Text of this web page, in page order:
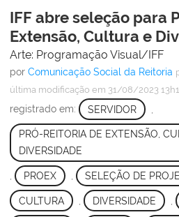
IFF abre seleção para
Extensão, Cultura e
Arte: Programação Visual/IFF
por Comunicação Social da Reitoria
última modificação em 31/08/2023
registrado em: SERVIDOR
PRÓ-REITORIA DE EXTENSÃO,
DIVERSIDADE
PROEX SELEÇÃO DE
CULTURA DIVERSIDADE